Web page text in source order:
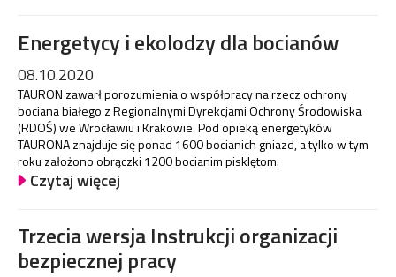
Energetycy i ekolodzy dla bocianów
08.10.2020
TAURON zawarł porozumienia o współpracy na rzecz ochrony
bociana białego z Regionalnymi Dyrekcjami Ochrony Środowiska
(RDOŚ) we Wrocławiu i Krakowie. Pod opieką energetyków
TAURONA znajduje się ponad 1600 bocianich gniazd, a tylko w tym
roku założono obrączki 1200 bocianim pisklętom.
Czytaj więcej
Trzecia wersja Instrukcji organizacji
bezpiecznej pracy